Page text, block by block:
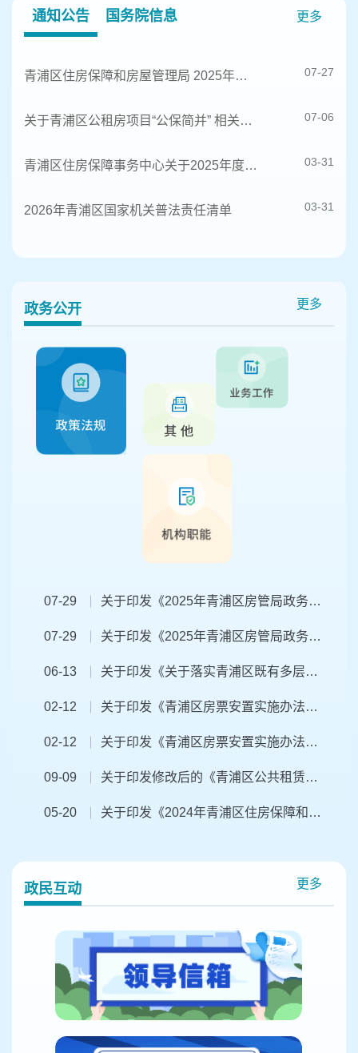
通知公告 国务院信息
07-27
青浦区住房保障和房屋管理局 2025年度行政执法统计年报
07-06
关于青浦区公租房项目“公保简并” 相关事宜的公告
03-31
青浦区住房保障事务中心关于2025年度逾期尚未支付中小企业款项的说明
03-31
2026年青浦区国家机关普法责任清单
更多
政务公开
07-29 关于印发《2025年青浦区房管局政务公开工作要点》的通知
07-29 关于印发《2025年青浦区房管局政务公开工作要点》的通知
06-13 关于印发《关于落实青浦区既有多层住宅加装电梯后续使用管理的指导方案》的通知
02-12 关于印发《青浦区房票安置实施办法（试行）》的通知
02-12 关于印发《青浦区房票安置实施办法（试行）》的通知
09-09 关于印发修改后的《青浦区公共租赁住房管理实施办法》的通知
05-20 关于印发《2024年青浦区住房保障和房屋管理局政务公开工作要点》的通知
更多
政民互动 更多